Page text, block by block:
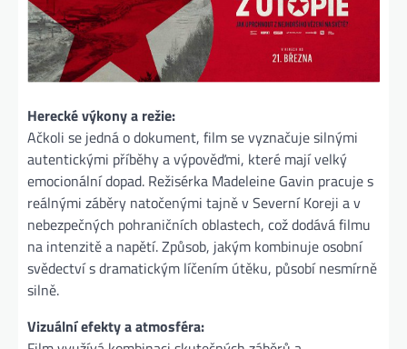
Herecké výkony a režie:
Ačkoli se jedná o dokument, film se vyznačuje silnými
autentickými příběhy a výpověďmi, které mají velký
emocionální dopad. Režisérka Madeleine Gavin pracuje s
reálnými záběry natočenými tajně v Severní Koreji a v
nebezpečných pohraničních oblastech, což dodává filmu
na intenzitě a napětí. Způsob, jakým kombinuje osobní
svědectví s dramatickým líčením útěku, působí nesmírně
silně​.
Vizuální efekty a atmosféra: